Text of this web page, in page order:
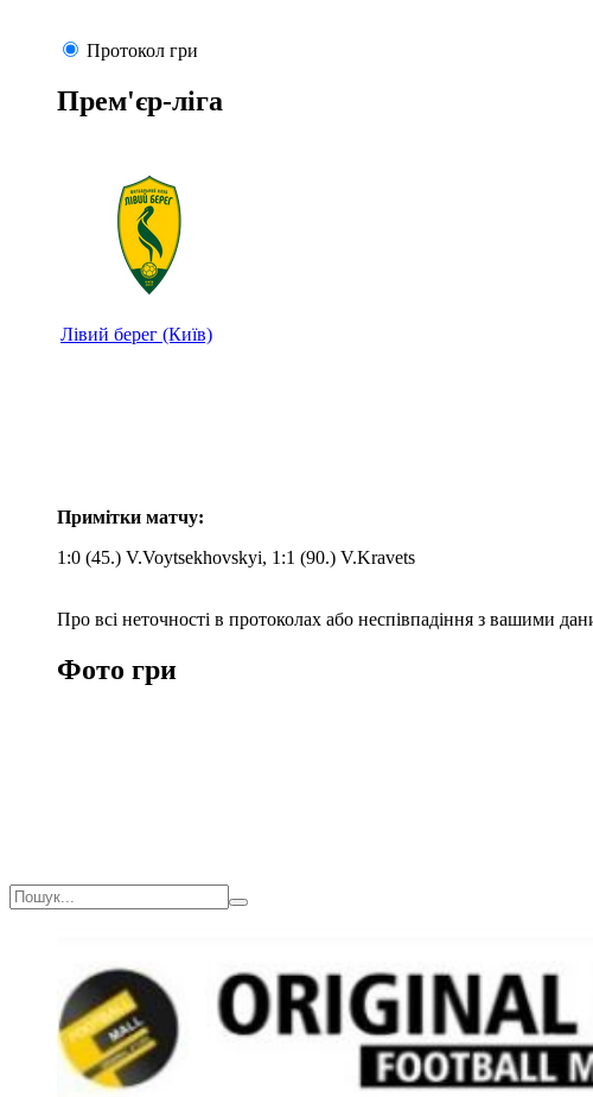
Протокол гри
Прем'єр-ліга
Лівий берег (Київ)
Примітки матчу:
1:0 (45.) V.Voytsekhovskyi, 1:1 (90.) V.Kravets
Про всі неточності в протоколах або неспівпадіння з вашими
Фото гри